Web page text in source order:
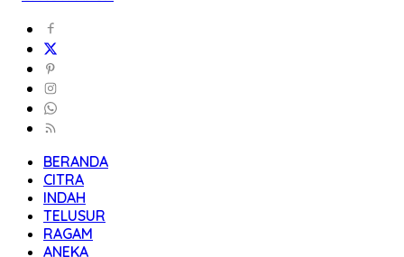
BERANDA
CITRA
INDAH
TELUSUR
RAGAM
ANEKA